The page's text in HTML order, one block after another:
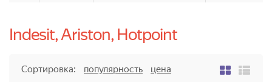
Indesit, Ariston, Hotpoint
Сортировка: популярность
цена